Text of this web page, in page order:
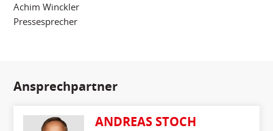
Achim Winckler
Pressesprecher
Ansprechpartner
ANDREAS STOCH